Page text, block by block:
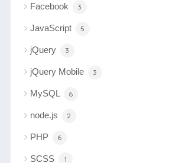
Facebook 3
JavaScript 5
jQuery 3
jQuery Mobile 3
MySQL 6
node.js 2
PHP 6
SCSS 1